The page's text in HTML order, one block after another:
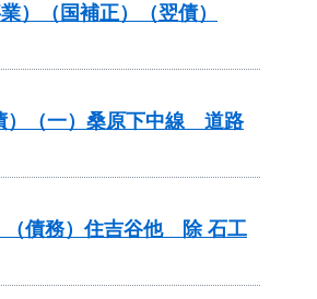
）（国補正）（翌債）
）（一）桑原下中線 道路
（債務）住吉谷他 除 石工